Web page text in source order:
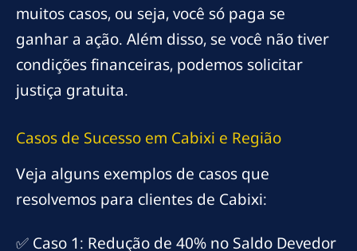
muitos casos, ou seja, você só paga se
ganhar a ação. Além disso, se você não tiver
condições financeiras, podemos solicitar
justiça gratuita.
Casos de Sucesso em Cabixi e Região
Veja alguns exemplos de casos que
resolvemos para clientes de Cabixi:
✅ Caso 1: Redução de 40% no Saldo Devedor